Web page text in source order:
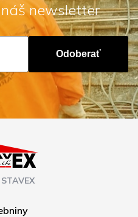
newsletter
Odoberať